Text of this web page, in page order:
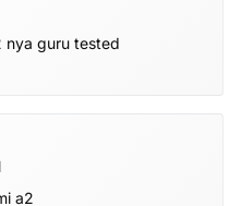
nya guru tested
a2